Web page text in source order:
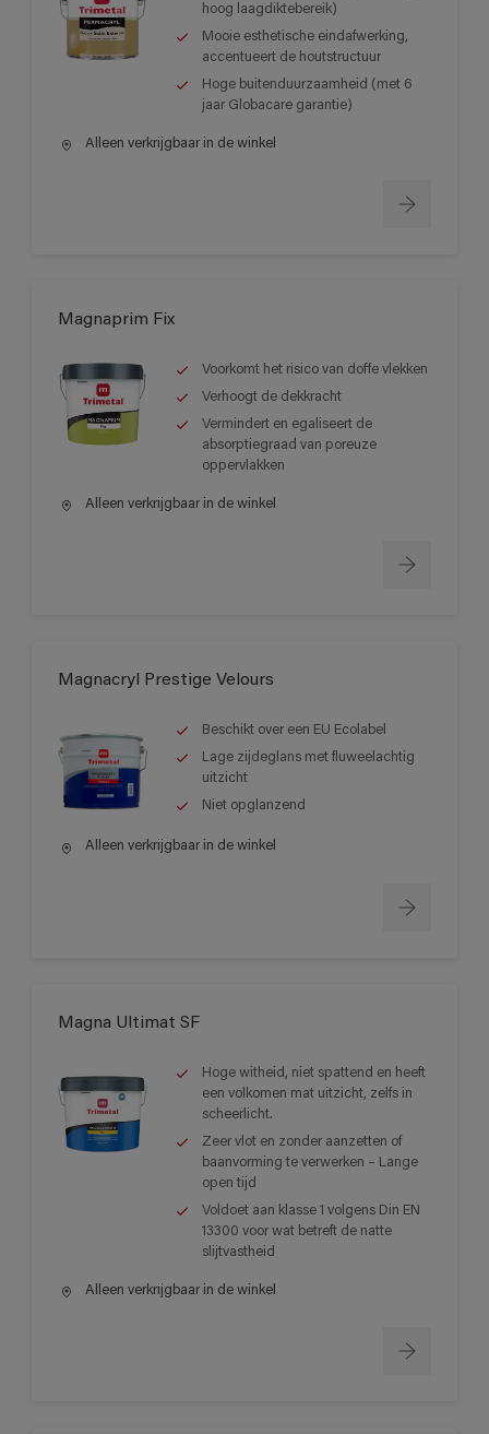
hoog laagdiktebereik)
Mooie esthetische eindafwerking,
accentueert de houtstructuur
Hoge buitenduurzaamheid (met 6
jaar Globacare garantie)
Alleen verkrijgbaar in de winkel
Magnaprim Fix
Voorkomt het risico van doffe vlekken
Verhoogt de dekkracht
Vermindert en egaliseert de
absorptiegraad van poreuze
oppervlakken
Alleen verkrijgbaar in de winkel
Magnacryl Prestige Velours
Beschikt over een EU Ecolabel
Lage zijdeglans met fluweelachtig
uitzicht
Niet opglanzend
Alleen verkrijgbaar in de winkel
Magna Ultimat SF
Hoge witheid, niet spattend en heeft
een volkomen mat uitzicht, zelfs in
scheerlicht.
Zeer vlot en zonder aanzetten of
baanvorming te verwerken – Lange
open tijd
Voldoet aan klasse 1 volgens Din EN
13300 voor wat betreft de natte
slijtvastheid
Alleen verkrijgbaar in de winkel